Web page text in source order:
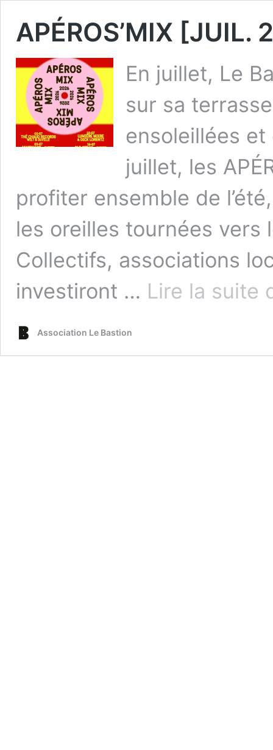
APÉROS’MIX [JUIL.
En juillet, Le
sur sa
ensoleillées
juillet, les
profiter ensemble de
les oreilles tournées
Collectifs, associations
investiront … Lire la suite
Association Le Bastion